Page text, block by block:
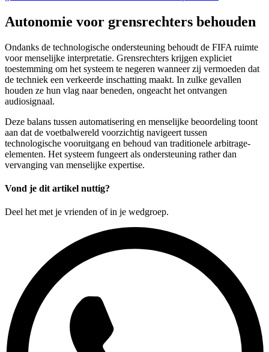
Autonomie voor grensrechters behouden
Ondanks de technologische ondersteuning behoudt de FIFA ruimte
voor menselijke interpretatie. Grensrechters krijgen expliciet
toestemming om het systeem te negeren wanneer zij vermoeden dat
de techniek een verkeerde inschatting maakt. In zulke gevallen
houden ze hun vlag naar beneden, ongeacht het ontvangen
audiosignaal.
Deze balans tussen automatisering en menselijke beoordeling toont
aan dat de voetbalwereld voorzichtig navigeert tussen
technologische vooruitgang en behoud van traditionele arbitrage-
elementen. Het systeem fungeert als ondersteuning rather dan
vervanging van menselijke expertise.
Vond je dit artikel nuttig?
Deel het met je vrienden of in je wedgroep.